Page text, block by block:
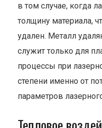
в том случае, когда
толщину материала,
удален. Металл
служит только для
процессы при
степени именно от
параметров